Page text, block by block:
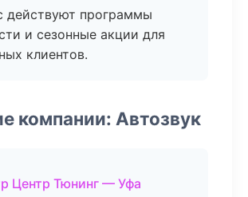
действуют программы
и сезонные акции для
клиентов.
компании: Автозвук
Центр Тюнинг — Уфа